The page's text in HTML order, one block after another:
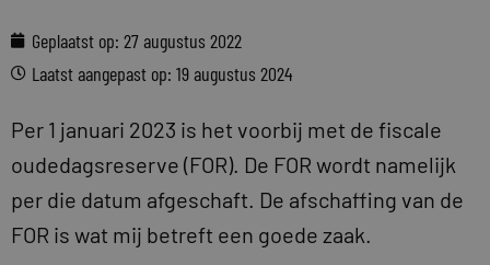
Geplaatst op: 27 augustus 2022
Laatst aangepast op: 19 augustus 2024
Per 1 januari 2023 is het voorbij met de fiscale
oudedagsreserve (FOR). De FOR wordt namelijk
per die datum afgeschaft. De afschaffing van de
FOR is wat mij betreft een goede zaak.